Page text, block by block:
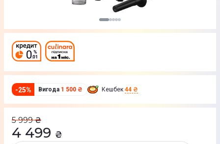
-25% Вигода 1 500 ₴ Кешбек 44 ₴
5 999 ₴
4 499 ₴